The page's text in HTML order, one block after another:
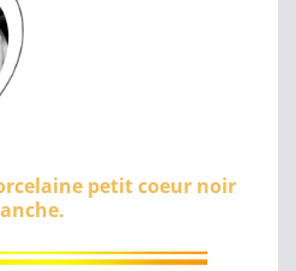
petit coeur noir